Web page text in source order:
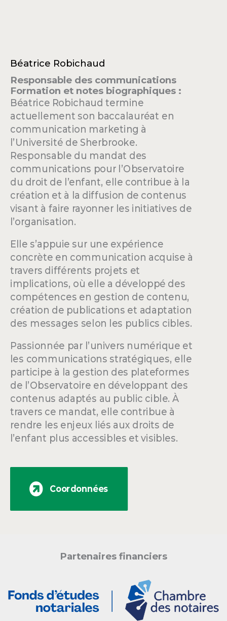
Béatrice Robichaud
Responsable des communications
Formation et notes biographiques :
Béatrice Robichaud termine
actuellement son baccalauréat en
communication marketing à
l’Université de Sherbrooke.
Responsable du mandat des
communications pour l’Observatoire
du droit de l’enfant, elle contribue à la
création et à la diffusion de contenus
visant à faire rayonner les initiatives de
l’organisation.
Elle s’appuie sur une expérience
concrète en communication acquise à
travers différents projets et
implications, où elle a développé des
compétences en gestion de contenu,
création de publications et adaptation
des messages selon les publics cibles.
Passionnée par l’univers numérique et
les communications stratégiques, elle
participe à la gestion des plateformes
de l’Observatoire en développant des
contenus adaptés au public cible. À
travers ce mandat, elle contribue à
rendre les enjeux liés aux droits de
l’enfant plus accessibles et visibles.
Coordonnées
Partenaires financiers